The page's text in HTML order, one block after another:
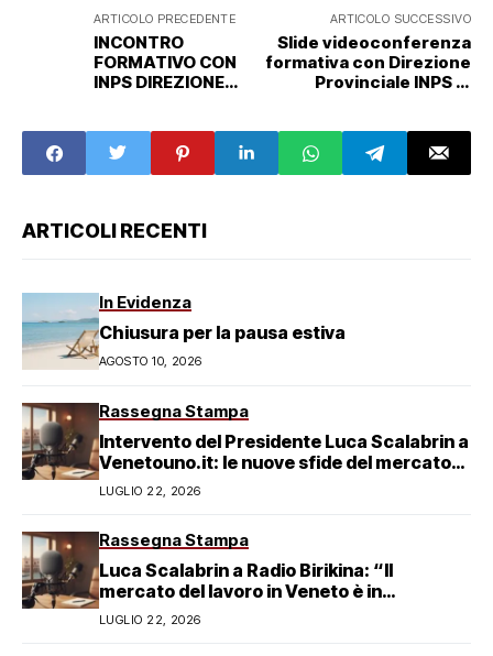
ARTICOLO PRECEDENTE
INCONTRO
FORMATIVO CON
INPS DIREZIONE
[WEBINAR] - 2
CFP
ARTICOLO SUCCESSIVO
Slide videoconferenza
formativa con Direzione
Provinciale INPS di
ARTICOLI RECENTI
In Evidenza
Chiusura per la pausa estiva
AGOSTO 10, 2026
Rassegna Stampa
Intervento del Presidente Luca Scalabrin a
Venetouno.it: le nuove sfide del mercato
del lavoro veneziano
LUGLIO 22, 2026
Rassegna Stampa
Luca Scalabrin a Radio Birikina: “Il
mercato del lavoro in Veneto è in
trasformazione”
LUGLIO 22, 2026